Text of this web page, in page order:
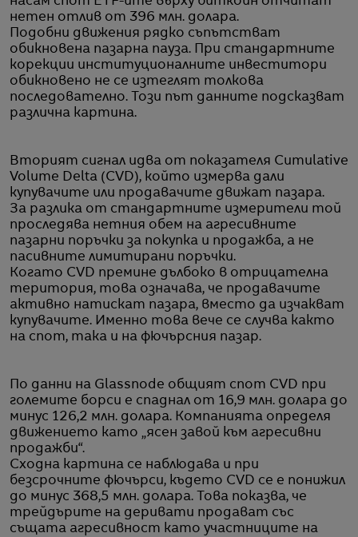
нетен отлив от 396 млн. долара.
Подобни движения рядко съпътстват
обикновена пазарна пауза. При стандартните
корекции институционалните инвеститори
обикновено не се изтеглят толкова
последователно. Този път данните подсказват
различна картина.
Вторият сигнал идва от показателя Cumulative
Volume Delta (CVD), който измерва дали
купувачите или продавачите движат пазара.
За разлика от стандартните измерители той
проследява нетния обем на агресивните
пазарни поръчки за покупка и продажба, а не
пасивните лимитирани поръчки.
Когато CVD премине дълбоко в отрицателна
територия, това означава, че продавачите
активно натискат пазара, вместо да изчакват
купувачите. Именно това вече се случва както
на спот, така и на фючърсния пазар.
По данни на Glassnode общият спот CVD при
големите борси е спаднал от 16,9 млн. долара до
минус 126,2 млн. долара. Компанията определя
движението като „ясен завой към агресивни
продажби“.
Сходна картина се наблюдава и при
безсрочните фючърси, където CVD се е понижил
до минус 368,5 млн. долара. Това показва, че
трейдърите на деривати продават със
същата агресивност като участниците на